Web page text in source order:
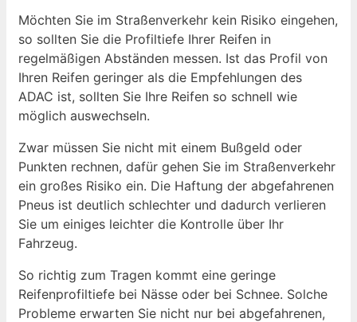
Möchten Sie im Straßenverkehr kein Risiko eingehen,
so sollten Sie die Profiltiefe Ihrer Reifen in
regelmäßigen Abständen messen. Ist das Profil von
Ihren Reifen geringer als die Empfehlungen des
ADAC ist, sollten Sie Ihre Reifen so schnell wie
möglich auswechseln.
Zwar müssen Sie nicht mit einem Bußgeld oder
Punkten rechnen, dafür gehen Sie im Straßenverkehr
ein großes Risiko ein. Die Haftung der abgefahrenen
Pneus ist deutlich schlechter und dadurch verlieren
Sie um einiges leichter die Kontrolle über Ihr
Fahrzeug.
So richtig zum Tragen kommt eine geringe
Reifenprofiltiefe bei Nässe oder bei Schnee. Solche
Probleme erwarten Sie nicht nur bei abgefahrenen,